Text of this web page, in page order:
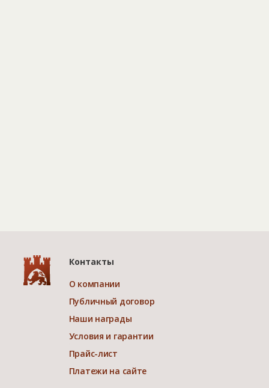
Контакты
О компании
Публичный договор
Наши награды
Условия и гарантии
Прайс-лист
Платежи на сайте